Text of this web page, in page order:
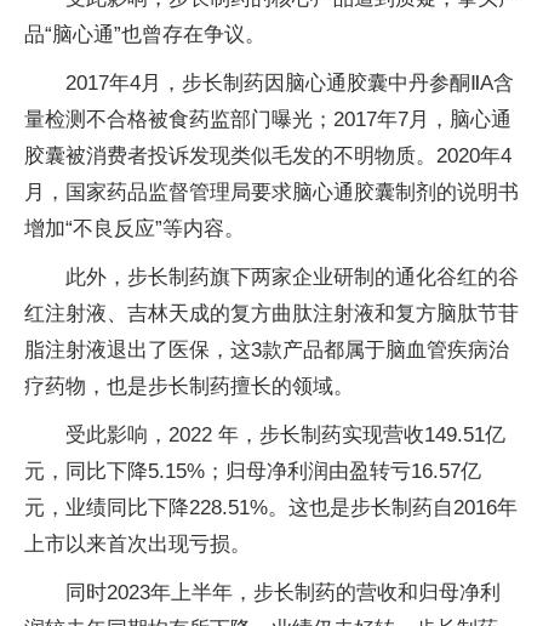
品“脑心通”也曾存在争议。
2017年4月，步长制药因脑心通胶囊中丹参酮ⅡA含
量检测不合格被食药监部门曝光；2017年7月，脑心通
胶囊被消费者投诉发现类似毛发的不明物质。2020年4
月，国家药品监督管理局要求脑心通胶囊制剂的说明书
增加“不良反应”等内容。
此外，步长制药旗下两家企业研制的通化谷红的谷
红注射液、吉林天成的复方曲肽注射液和复方脑肽节苷
脂注射液退出了医保，这3款产品都属于脑血管疾病治
疗药物，也是步长制药擅长的领域。
受此影响，2022 年，步长制药实现营收149.51亿
元，同比下降5.15%；归母净利润由盈转亏16.57亿
元，业绩同比下降228.51%。这也是步长制药自2016年
上市以来首次出现亏损。
同时2023年上半年，步长制药的营收和归母净利